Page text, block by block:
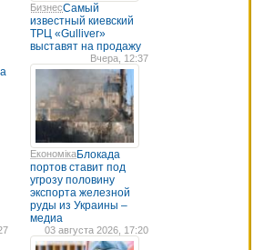
БизнесСамый
известный киевский
ТРЦ «Gulliver»
выставят на продажу
Вчера, 12:37
ЕкономікаБлокада
портов ставит под
угрозу половину
экспорта железной
руды из Украины –
медиа
03 августа 2026, 17:20